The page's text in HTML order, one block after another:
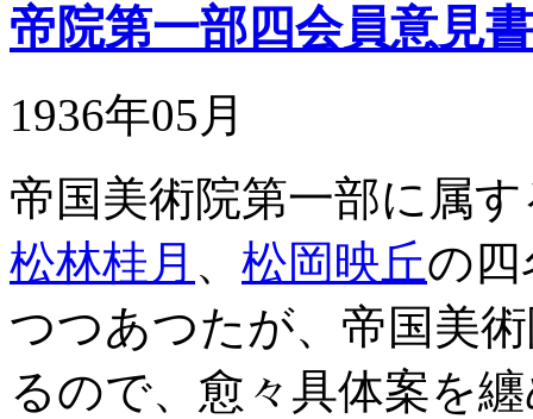
帝院第一部四会員意
1936年05月
帝国美術院第一部に属
松林桂月 、 松岡映丘の
つつあつたが、帝国美
るので、愈々具体案を